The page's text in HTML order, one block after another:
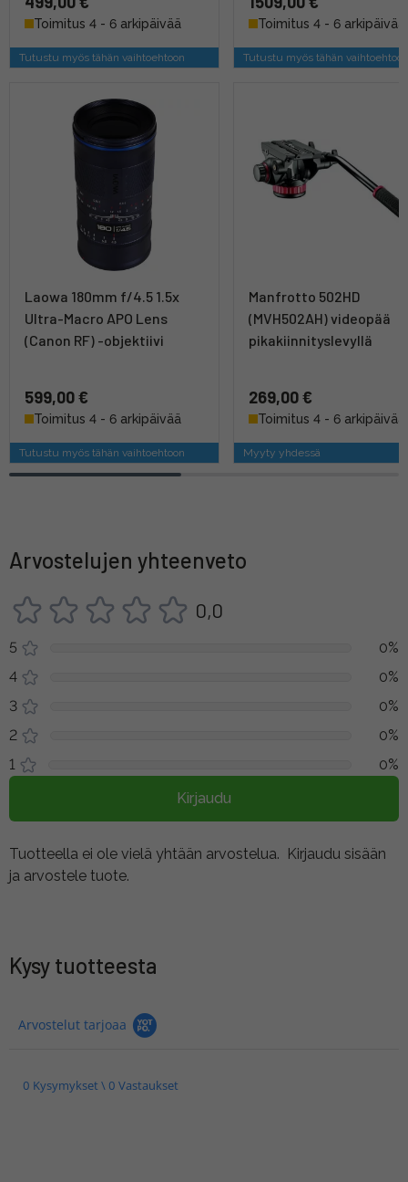
Toimitus 4 - 6 arkipäivää
Tutustu myös tähän vaihtoehtoon
Toimitus 4 - 6 arkipäivää
Tutustu myös tähän
Laowa 180mm f/4.5 1.5x
Ultra-Macro APO Lens
(Canon RF) -objektiivi
599,00 €
Toimitus 4 - 6 arkipäivää
Tutustu myös tähän vaihtoehtoon
Manfrotto 502HD
(MVH502AH) videopää
pikakiinnityslevyllä
269,00 €
Toimitus 4 - 6 arkipäivää
Myyty yhdessä
Arvostelujen yhteenveto
0,0
5
0%
4
0%
3
0%
2
0%
1
0%
Kirjaudu
Tuotteella ei ole vielä yhtään arvostelua.
Kirjaudu sisään
ja arvostele tuote.
Kysy tuotteesta
Arvostelut tarjoaa
0 Kysymykset \ 0 Vastaukset